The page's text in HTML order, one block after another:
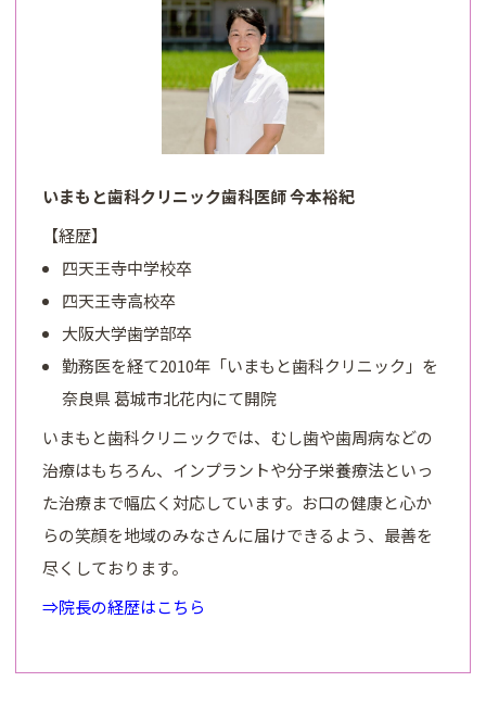
いまもと歯科クリニック歯科医師 今本裕紀
【経歴】
四天王寺中学校卒
四天王寺高校卒
大阪大学歯学部卒
勤務医を経て2010年「いまもと歯科クリニック」を
奈良県 葛城市北花内にて開院
いまもと歯科クリニックでは、むし歯や歯周病などの
治療はもちろん、インプラントや分子栄養療法といっ
た治療まで幅広く対応しています。お口の健康と心か
らの笑顔を地域のみなさんに届けできるよう、最善を
尽くしております。
⇒院長の経歴はこちら